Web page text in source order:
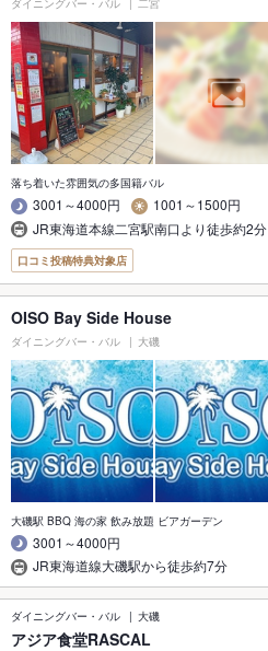
ダイニングバー・バル 二宮
落ち着いた雰囲気の多国籍バル
3001～4000円
1001～1500円
JR東海道本線二宮駅南口より徒歩約2分
口コミ投稿特典対象店
OISO Bay Side House
ダイニングバー・バル 大磯
大磯駅 BBQ 海の家 飲み放題 ビアガーデン
3001～4000円
JR東海道線大磯駅から徒歩約7分
ダイニングバー・バル 大磯
アジア食堂RASCAL